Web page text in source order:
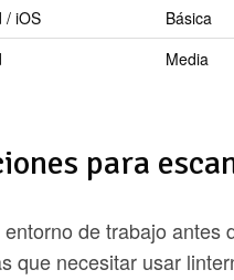
/ iOS Básica
Media
para
de trabajo
que necesitar usar